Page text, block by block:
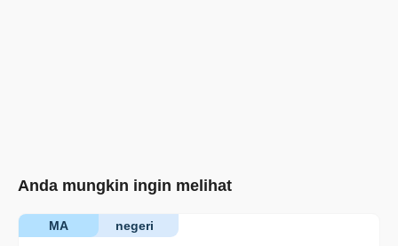
Anda mungkin ingin melihat
negeri
MA